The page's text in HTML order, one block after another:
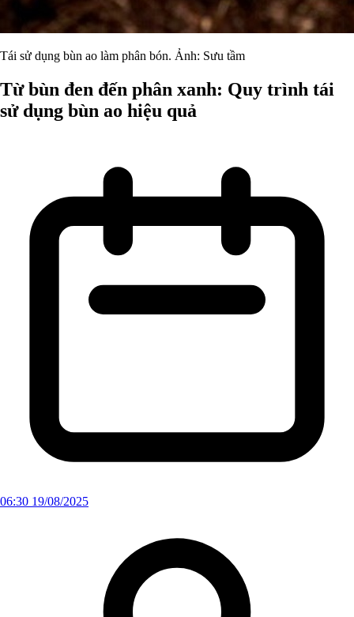
Tái sử dụng bùn ao làm phân bón. Ảnh: Sưu tầm
Từ bùn đen đến phân xanh: Quy trình tái
sử dụng bùn ao hiệu quả
06:30 19/08/2025